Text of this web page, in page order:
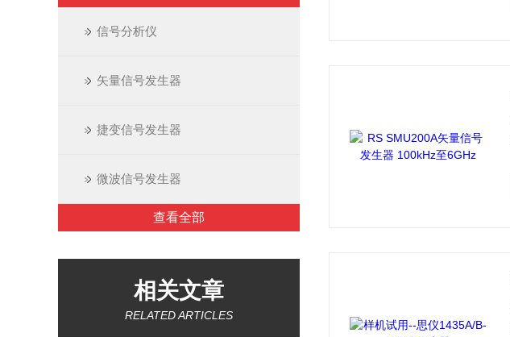
信号分析仪
矢量信号发生器
捷变信号发生器
微波信号发生器
查看全部
相关文章
RELATED ARTICLES